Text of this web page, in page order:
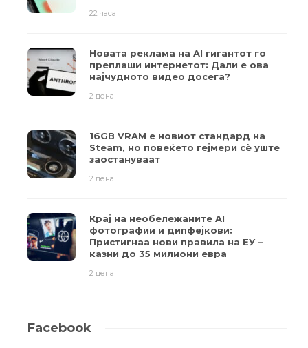
22 часа
Новата реклама на AI гигантот го
преплаши интернетот: Дали е ова
најчудното видео досега?
2 дена
16GB VRAM е новиот стандард на
Steam, но повеќето гејмери ​​сè уште
заостануваат
2 дена
Крај на необележаните AI
фотографии и дипфејкови:
Пристигнаа нови правила на ЕУ –
казни до 35 милиони евра
2 дена
Facebook